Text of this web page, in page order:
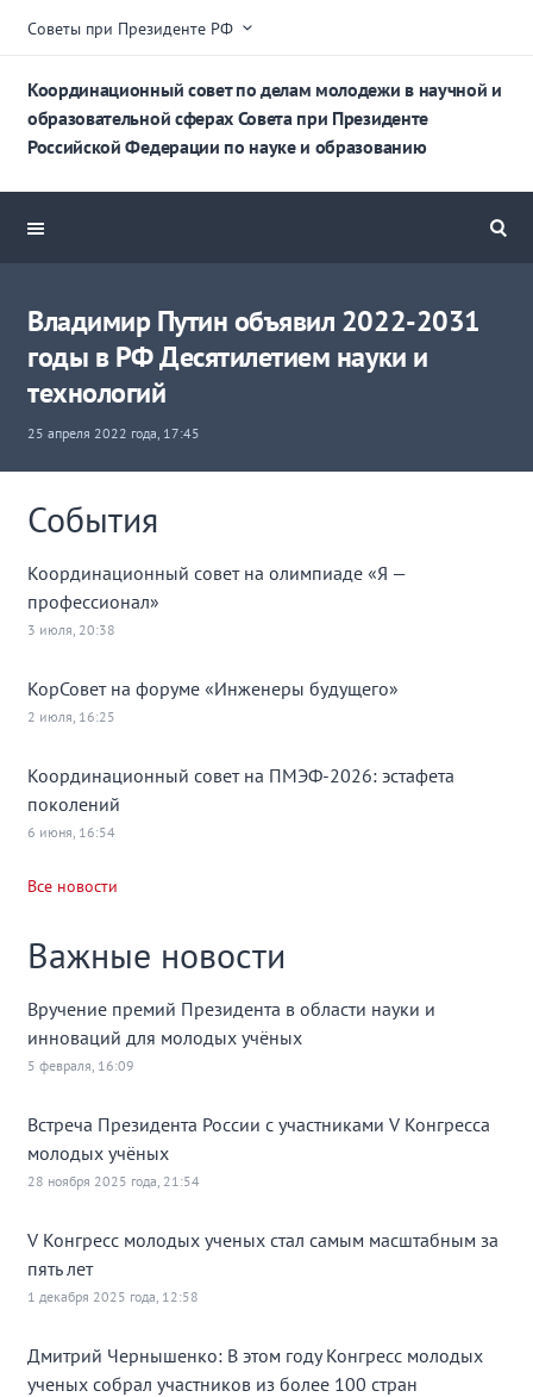
Советы при Президенте РФ
Координационный совет по делам молодежи в научной и
образовательной сферах Совета при Президенте
Российской Федерации по науке и образованию
Владимир Путин объявил 2022-2031
годы в РФ Десятилетием науки и
технологий
25 апреля 2022 года, 17:45
События
Координационный совет на олимпиаде «Я —
профессионал»
3 июля, 20:38
КорСовет на форуме «Инженеры будущего»
2 июля, 16:25
Координационный совет на ПМЭФ-2026: эстафета
поколений
6 июня, 16:54
Все новости
Важные новости
Вручение премий Президента в области науки и
инноваций для молодых учёных
5 февраля, 16:09
Встреча Президента России с участниками V Конгресса
молодых учёных
28 ноября 2025 года, 21:54
V Конгресс молодых ученых стал самым масштабным за
пять лет
1 декабря 2025 года, 12:58
Дмитрий Чернышенко: В этом году Конгресс молодых
ученых собрал участников из более 100 стран